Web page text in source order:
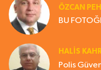
ÖZCAN
BU
HALIS
Polis